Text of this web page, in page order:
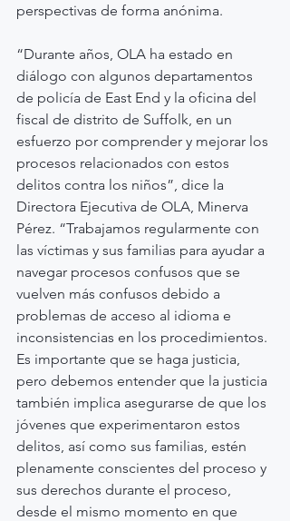
perspectivas de forma anónima.
“Durante años, OLA ha estado en
diálogo con algunos departamentos
de policía de East End y la oficina del
fiscal de distrito de Suffolk, en un
esfuerzo por comprender y mejorar los
procesos relacionados con estos
delitos contra los niños”, dice la
Directora Ejecutiva de OLA, Minerva
Pérez. “Trabajamos regularmente con
las víctimas y sus familias para ayudar a
navegar procesos confusos que se
vuelven más confusos debido a
problemas de acceso al idioma e
inconsistencias en los procedimientos.
Es importante que se haga justicia,
pero debemos entender que la justicia
también implica asegurarse de que los
jóvenes que experimentaron estos
delitos, así como sus familias, estén
plenamente conscientes del proceso y
sus derechos durante el proceso,
desde el mismo momento en que